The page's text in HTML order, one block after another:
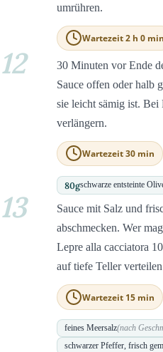
umrühren.
Wartezeit 2 h 0 min
12
30 Minuten vor Ende
Sauce offen oder halb
sie leicht sämig ist.
verlängern.
Wartezeit 30 min
80gschwarze entsteinte
13
Sauce mit Salz und
abschmecken. Wer
Lepre alla cacciatora
auf tiefe Teller
Wartezeit 15 min
feines Meersalz(nach
schwarzer Pfeffer, frisch